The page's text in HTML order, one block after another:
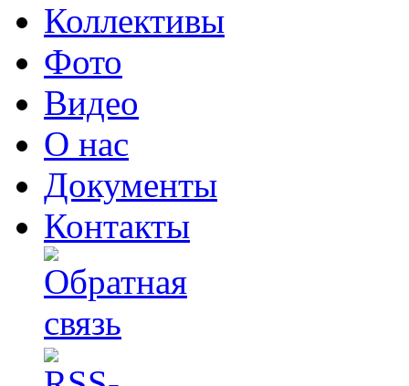
Коллективы
Фото
Видео
О нас
Документы
Контакты